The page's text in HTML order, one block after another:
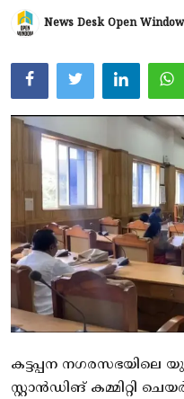
വിനോദം
ആരോഗ്യം
Gallery
News Desk Open Window
കട്ടപ്പന നഗരസഭയിലെ
സ്റ്റാൻഡിങ് കമ്മിറ്റി